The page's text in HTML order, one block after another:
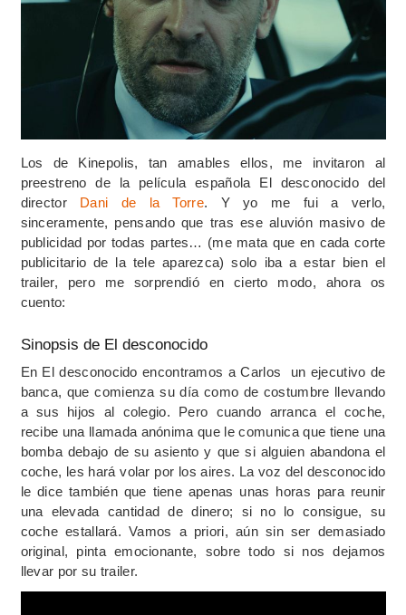
Los de Kinepolis, tan amables ellos, me invitaron al
preestreno de la película española El desconocido del
director Dani de la Torre. Y yo me fui a verlo,
sinceramente, pensando que tras ese aluvión masivo de
publicidad por todas partes… (me mata que en cada corte
publicitario de la tele aparezca) solo iba a estar bien el
trailer, pero me sorprendió en cierto modo, ahora os
cuento:
Sinopsis de El desconocido
En El desconocido encontramos a Carlos
un ejecutivo de
banca, que comienza su día como de costumbre llevando
a sus hijos al colegio. Pero cuando arranca el coche,
recibe una llamada anónima que le comunica que tiene una
bomba debajo de su asiento y que si alguien abandona el
coche, les hará volar por los aires. La voz del desconocido
le dice también que tiene apenas unas horas para reunir
una elevada cantidad de dinero; si no lo consigue, su
coche estallará. Vamos a priori, aún sin ser demasiado
original, pinta emocionante, sobre todo si nos dejamos
llevar por su trailer.